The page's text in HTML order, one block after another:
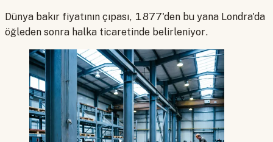
Dünya bakır fiyatının çıpası, 1877'den bu yana Londra'da
öğleden sonra halka ticaretinde belirleniyor.